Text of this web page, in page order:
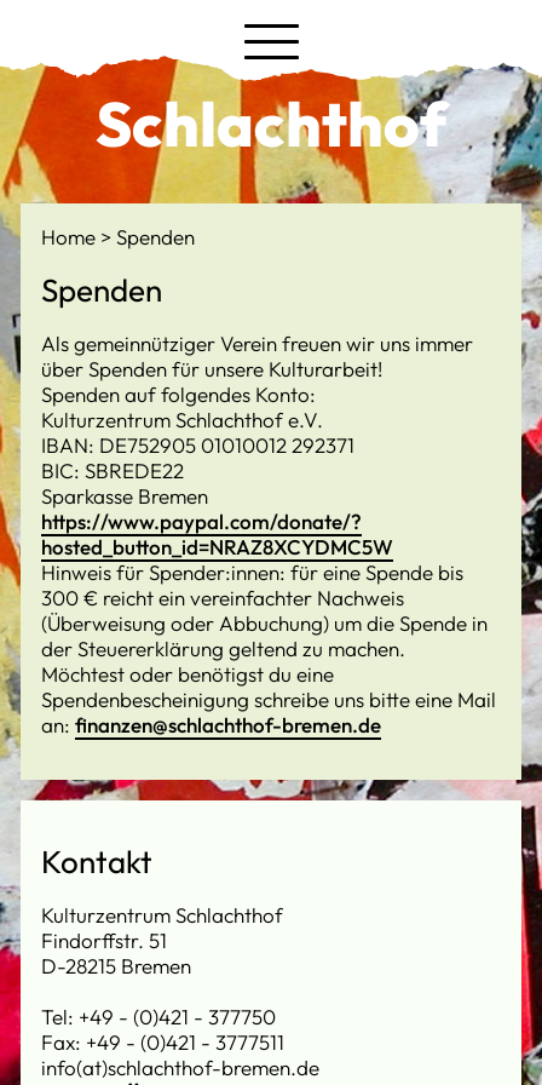
Schlachthof
Home Spenden
Spenden
Als gemeinnütziger Verein freuen wir uns immer
über Spenden für unsere Kulturarbeit!
Spenden auf folgendes Konto:
Kulturzentrum Schlachthof e.V.
IBAN: DE752905 01010012 292371
BIC: SBREDE22
Sparkasse Bremen
https://www.paypal.com/donate/?
hosted_button_id=NRAZ8XCYDMC5W
Hinweis für Spender:innen: für eine Spende bis
300 € reicht ein vereinfachter Nachweis
(Überweisung oder Abbuchung) um die Spende in
der Steuererklärung geltend zu machen.
Möchtest oder benötigst du eine
Spendenbescheinigung schreibe uns bitte eine Mail
an: finanzen@schlachthof-bremen.de
Kontakt
Kulturzentrum Schlachthof
Findorffstr. 51
D-28215 Bremen
Tel: +49 - (0)421 - 377750
Fax: +49 - (0)421 - 3777511
info(at)schlachthof-bremen.de